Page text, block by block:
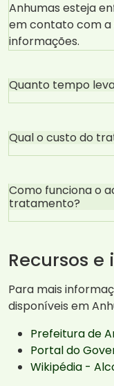
Anhumas esteja
em contato com a
informações.
Quanto tempo
Qual o custo do
Como funciona o
tratamento?
Recursos
Para mais
disponíveis em
Prefeitura de
Portal do
Wikipédia -